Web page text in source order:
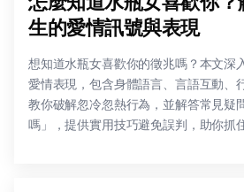
生的愛情訊號與表現
想知道水瓶女喜歡你的徵兆嗎？本文深
愛情表現，包含身體語言、言語互動、
教你破解忽冷忽熱行為，並解答常見疑
嗎」，提供實用技巧避免誤判，助你抓